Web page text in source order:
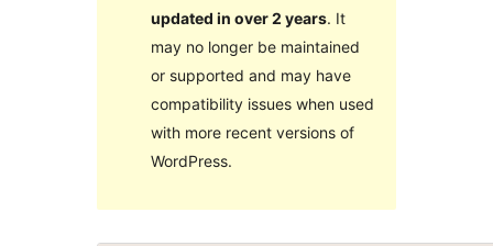
updated in over 2 years. It
may no longer be maintained
or supported and may have
compatibility issues when used
with more recent versions of
WordPress.